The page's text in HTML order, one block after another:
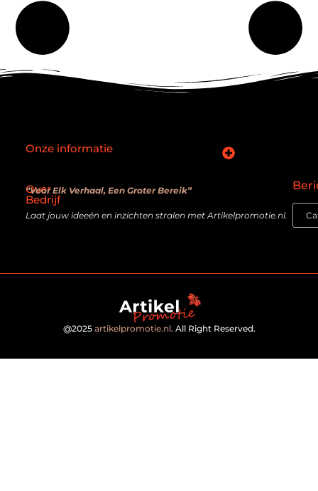
Over
Bedrijf
“Voor Elk Verhaal, Een Groter Bereik”
Laat jouw ideeën en inzichten stralen met Artikelpromotie.nl.
Onze informatie
@2025 artikelpromotie.nl. All Right Reserved.